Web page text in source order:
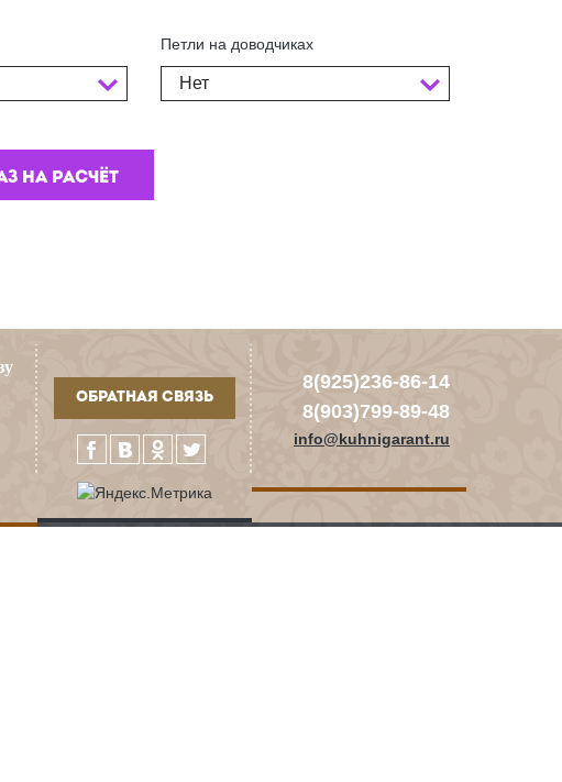
Петли на доводчиках
Нет
ОБРАТНАЯ СВЯЗЬ
8(925)236-86-14
8(903)799-89-48
info@kuhnigarant.ru